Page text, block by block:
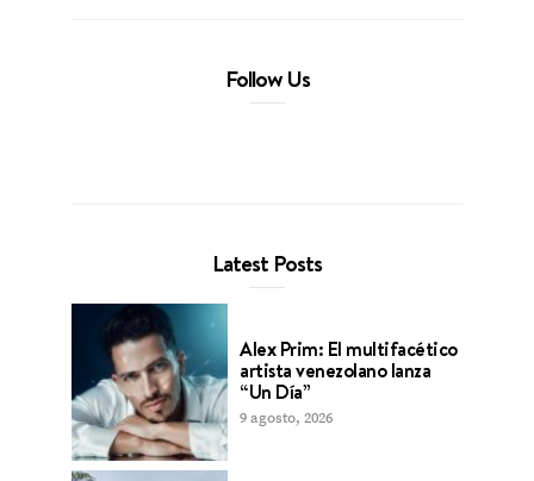
Follow Us
Latest Posts
Alex Prim: El multifacético
artista venezolano lanza
“Un Día”
9 agosto, 2026